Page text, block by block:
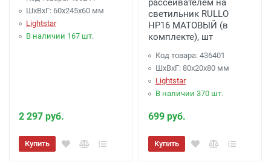
ШхВхГ: 60x245x60 мм
Lightstar
В наличии 167 шт.
2 297 руб.
Купить
рассеивателем на
светильник RULLO
HP16 МАТОВЫЙ (в
комплекте), шт
Код товара: 436401
ШхВхГ: 80x20x80 мм
Lightstar
В наличии 370 шт.
699 руб.
Купить